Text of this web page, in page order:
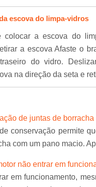
escova do limpa-vidros
colocar a escova do
a escova Afaste o
do vidro.
na direção da seta e
de juntas de borracha
conservação permite
com um pano macio.
não entrar em
em funcionamento,